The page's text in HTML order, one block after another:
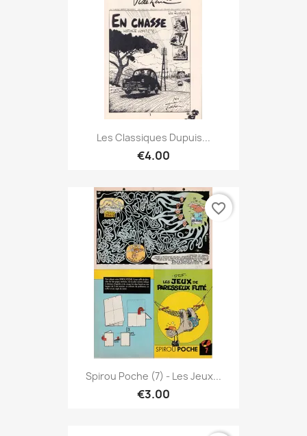
Les Classiques Dupuis...
€4.00
Spirou Poche (7) - Les Jeux...
€3.00
favorite_border